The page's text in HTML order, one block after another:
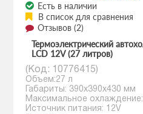
Есть в наличии
В список для сравнения
Отзывов (2)
Термоэлектрический
LCD 12V (27 литров)
(Код: 10776415)
Объем:27 л
Габариты: 390x390x430 мм
Максимальное
Источник питания: 12V